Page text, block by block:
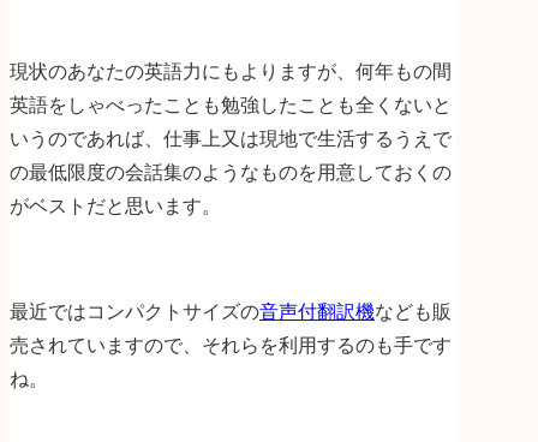
現状のあなたの英語力にもよりますが、何年もの間
英語をしゃべったことも勉強したことも全くないと
いうのであれば、仕事上又は現地で生活するうえで
の最低限度の会話集のようなものを用意しておくの
がベストだと思います。
最近ではコンパクトサイズの音声付翻訳機なども販
売されていますので、それらを利用するのも手です
ね。